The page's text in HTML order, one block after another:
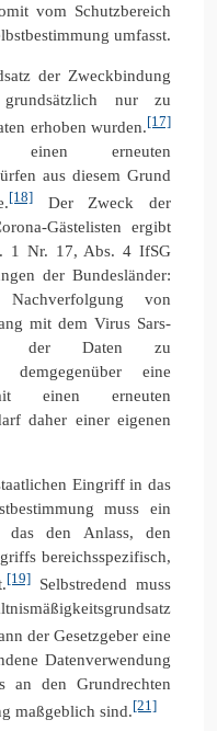
vom Schutzbereich
umfasst.
der Zweckbindung
grundsätzlich nur zu
erhoben wurden.[17]
einen erneuten
aus diesem Grund
[18] Der Zweck der
Gästelisten ergibt
1 Nr. 17, Abs. 4 IfSG
der Bundesländer:
von
mit dem Virus Sars-
der Daten zu
demgegenüber eine
einen erneuten
daher einer eigenen
Eingriff in das
muss ein
das den Anlass, den
bereichsspezifisch,
[19]Selbstredend muss
der Gesetzgeber eine
Datenverwendung
an den Grundrechten
maßgeblich sind.[21]